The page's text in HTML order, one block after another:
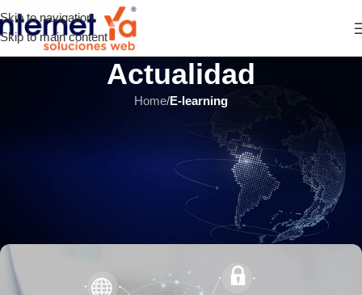
Skip to navigation
Skip to main content
Actualidad
Home/E-learning
ÚLTIMOS ARTÍCULOS
Cerrando Brechas: Estrategias
para una Experiencia Segura en
Moodle
INTERNET YA Soluciones Web el 6 febrero, 2024